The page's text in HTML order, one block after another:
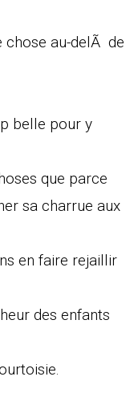
au-delÃ de
belle pour y
que parce
sa charrue aux
en faire rejaillir
des enfants